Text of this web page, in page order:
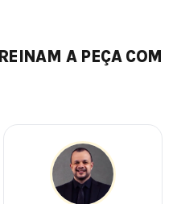
A PEÇA COM